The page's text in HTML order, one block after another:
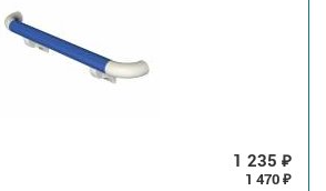
1 235 ₽
1 470 ₽